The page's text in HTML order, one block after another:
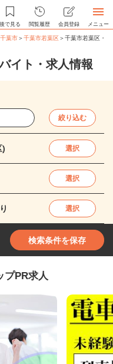
後で見る 閲覧履歴 会員登録 メニュー
葉市＞千葉市若葉区＞千葉市若葉区・
イト・求人情報
絞り込む
) 選択
選択
選択
検索条件を保存
プPR求人